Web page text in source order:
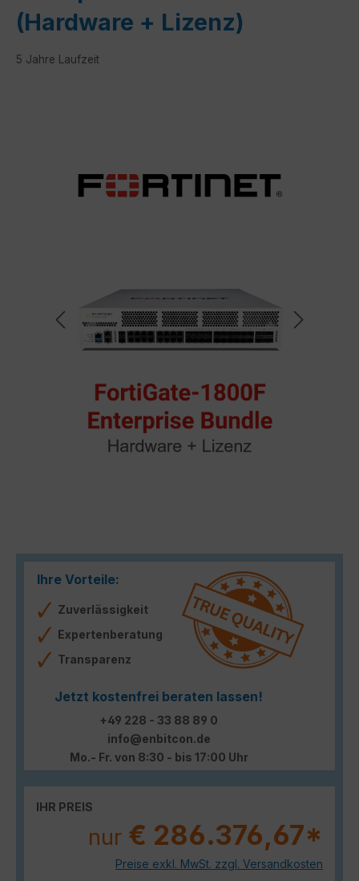
(Hardware + Lizenz)
5 Jahre Laufzeit
Ihre Vorteile:
Zuverlässigkeit
Expertenberatung
Transparenz
Jetzt kostenfrei beraten lassen!
+49 228 - 33 88 89 0
info@enbitcon.de
Mo.- Fr. von 8:30 - bis 17:00 Uhr
IHR PREIS
nur € 286.376,67*
Preise exkl. MwSt. zzgl. Versandkosten